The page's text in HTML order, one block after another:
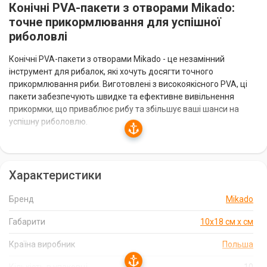
Конічні PVA-пакети з отворами Mikado:
точне прикормлювання для успішної
риболовлі
Конічні PVA-пакети з отворами Mikado - це незамінний
інструмент для рибалок, які хочуть досягти точного
прикормлювання риби. Виготовлені з високоякісного PVA, ці
пакети забезпечують швидке та ефективне вивільнення
прикормки, що приваблює рибу та збільшує ваші шанси на
успішну риболовлю.
Особливості та переваги:
Точне прикормлювання:
потрібне місце, приваблюючи рибу та підвищуючи ваші шанси
пакети мають чудові якості розчинення, що забезпечує
швидке вивільнення прикормки.
Характеристики
Бренд Mikado
Габарити 10х18 см х см
Країна виробник Польша